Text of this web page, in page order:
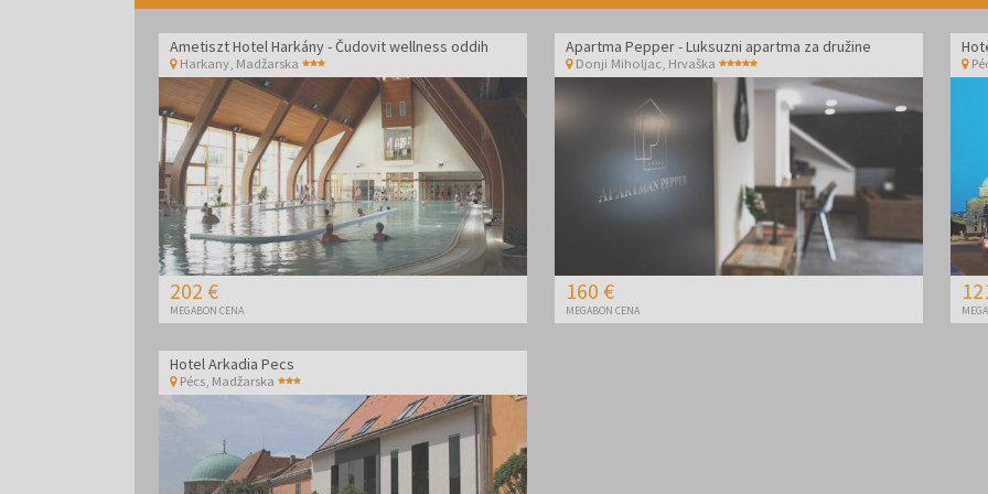
Ametiszt Hotel Harkány - Čudovit wellness oddih
Harkany, Madžarska
202 €
MEGABON CENA
Apartma Pepper - Luksuzni apartma za družine
Donji Miholjac, Hrvaška
160 €
MEGABON CENA
Hotel Arkadia Pecs
Pécs Madžarska